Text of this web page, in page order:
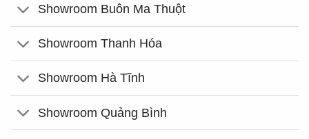
Showroom Buôn Ma Thuột
Showroom Thanh Hóa
Showroom Hà Tĩnh
Showroom Quảng Bình